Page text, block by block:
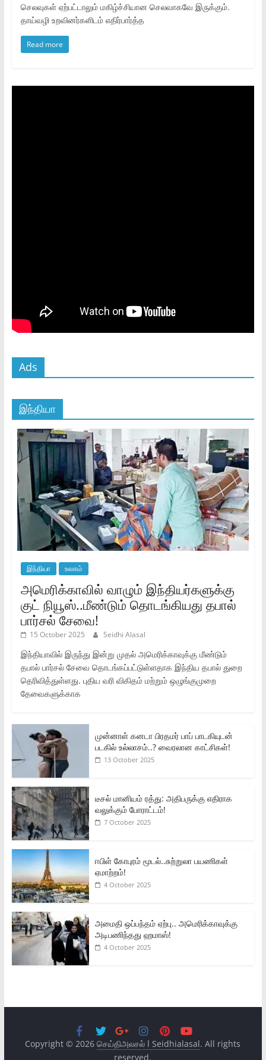
செலவுகள் ஏற்பட்டாலும் மகிழ்ச்சியான செலவாகவே இருக்கும்.
தாய்வழி உறவினர்களிடம் எதிர்பார்த்த
Read more
Ads
இந்தியா
இந்தியா உலகம்
அமெரிக்காவில் வாழும் இந்தியர்களுக்கு
குட் நியூஸ்..மீண்டும் தொடங்கியது தபால்
பார்சல் சேவை!
15 October 2025 Seidhi Alasal
இந்தியாவில் இருந்து இன்று முதல் அமெரிக்காவுக்கு மீண்டும்
தபால் பார்சல் சேவை தொடங்கப்பட்டுள்ளதாக இந்திய தபால் துறை
தெரிவித்துள்ளது. புதிய வரி விகிதம் மற்றும் ஒழுங்குமுறை
தேவைகளுக்காக
முன்னாள் கனடா பிரதமர் பாப் பாடகியுடன்
படகில் உல்லாசம்..? வைரலான காட்சிகள்!
13 October 2025
டீசல் மானியம் ரத்து: அதிபருக்கு எதிராக
வலுக்கும் போராட்டம்!
7 October 2025
ஈபிள் கோபுரம் மூடல்..சுற்றுலா பயணிகள்
ஏமாற்றம்!
4 October 2025
அமைதி ஒப்பந்தம் ஏற்பு.. அமெரிக்காவுக்கு
அடிபணிந்தது ஹமாஸ்!
4 October 2025
Copyright © 2026செய்திஅலசல் l Seidhialasal. All rights
reserved.